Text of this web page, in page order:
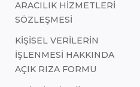
ARACILIK HİZMETLERİ
SÖZLEŞMESİ
KİŞİSEL VERİLERİN
İŞLENMESİ HAKKINDA
AÇIK RIZA FORMU